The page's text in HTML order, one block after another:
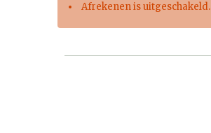
Afrekenen is uitgeschakeld.